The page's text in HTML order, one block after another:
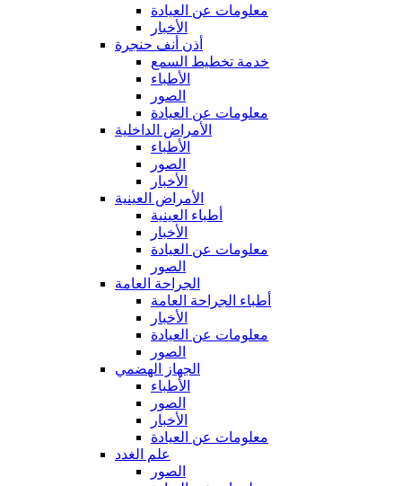
معلومات عن العيادة
الأخبار
أذن أنف حنجرة
خدمة تخطيط السمع
الأطباء
الصور
معلومات عن العيادة
الأمراض الداخلية
الأطباء
الصور
الأخبار
الأمراض العينية
أطباء العينية
الأخبار
معلومات عن العيادة
الصور
الجراحة العامة
أطباء الجراحة العامة
الأخبار
معلومات عن العيادة
الصور
الجهاز الهضمي
الأطباء
الصور
الأخبار
معلومات عن العيادة
علم الغدد
الصور